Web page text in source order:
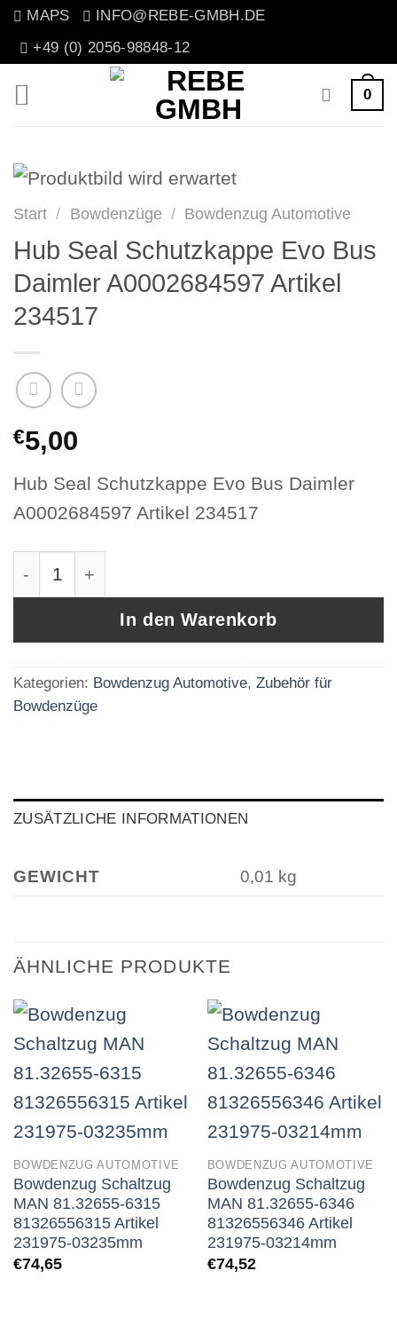
Zum
Inhalt
MAPS
INFO@REBE-GMBH.DE
+49 (0) 2056-98848-12
0
Start / Bowdenzüge / Bowdenzug Automotive
Hub Seal Schutzkappe Evo Bus
Daimler A0002684597 Artikel
234517
€5,00
Hub Seal Schutzkappe Evo Bus Daimler
A0002684597 Artikel 234517
In den Warenkorb
Kategorien: Bowdenzug Automotive, Zubehör für
Bowdenzüge
ZUSÄTZLICHE INFORMATIONEN
GEWICHT 0,01 kg
ÄHNLICHE PRODUKTE
BOWDENZUG AUTOMOTIVE
Bowdenzug Schaltzug
MAN 81.32655-6315
81326556315 Artikel
231975-03235mm
€74,65
BOWDENZUG AUTOMOTIVE
Bowdenzug Schaltzug
MAN 81.32655-6346
81326556346 Artikel
231975-03214mm
€74,52